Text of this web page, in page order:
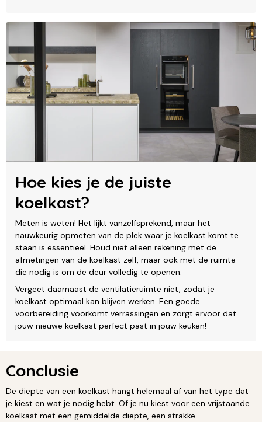
Hoe kies je de juiste
koelkast?
Meten is weten! Het lijkt vanzelfsprekend, maar het
nauwkeurig opmeten van de plek waar je koelkast komt te
staan is essentieel. Houd niet alleen rekening met de
afmetingen van de koelkast zelf, maar ook met de ruimte
die nodig is om de deur volledig te openen.
Vergeet daarnaast de ventilatieruimte niet, zodat je
koelkast optimaal kan blijven werken. Een goede
voorbereiding voorkomt verrassingen en zorgt ervoor dat
jouw nieuwe koelkast perfect past in jouw keuken!
Conclusie
De diepte van een koelkast hangt helemaal af van het type dat
je kiest en wat je nodig hebt. Of je nu kiest voor een vrijstaande
koelkast met een gemiddelde diepte, een strakke